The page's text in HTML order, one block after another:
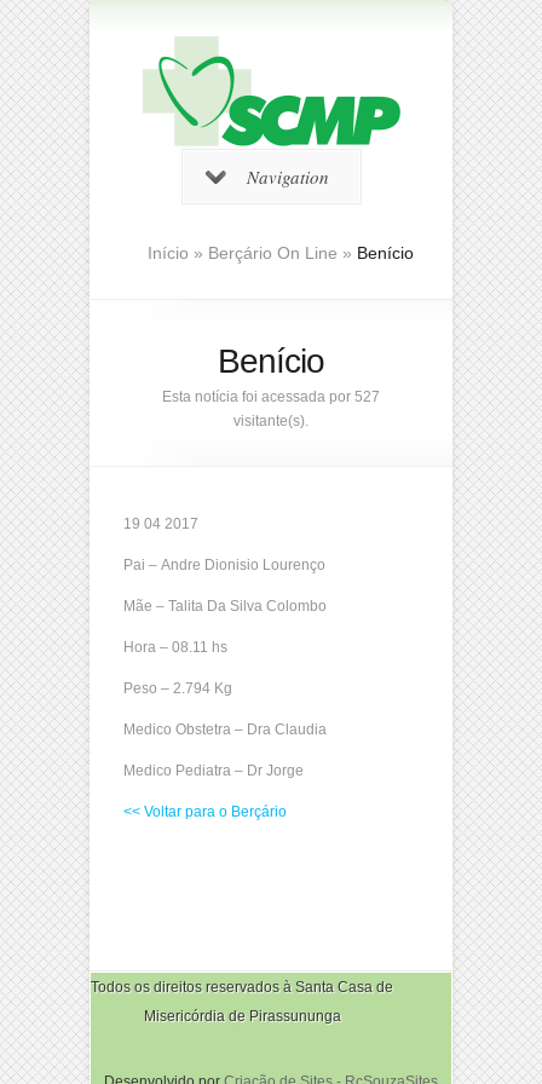
Navigation
Início » Berçário On Line » Benício
Benício
Esta notícia foi acessada por 527
visitante(s).
19 04 2017
Pai – Andre Dionisio Lourenço
Mãe – Talita Da Silva Colombo
Hora – 08.11 hs
Peso – 2.794 Kg
Medico Obstetra – Dra Claudia
Medico Pediatra – Dr Jorge
<< Voltar para o Berçário
Todos os direitos reservados à Santa Casa de
Misericórdia de Pirassununga